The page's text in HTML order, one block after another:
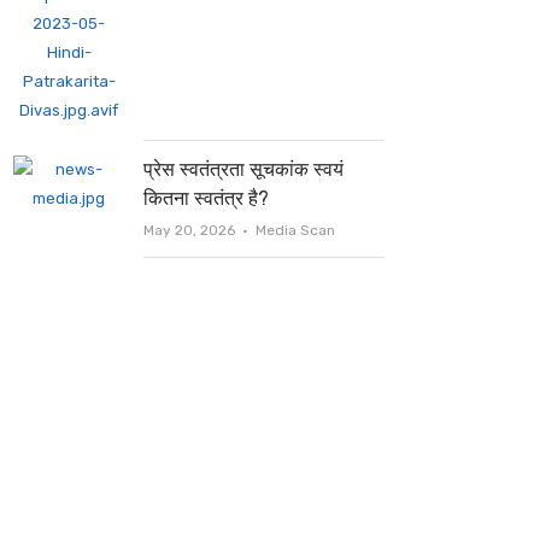
प्रेस स्वतंत्रता सूचकांक स्वयं
कितना स्वतंत्र है?
May 20, 2026 Author
Media Scan